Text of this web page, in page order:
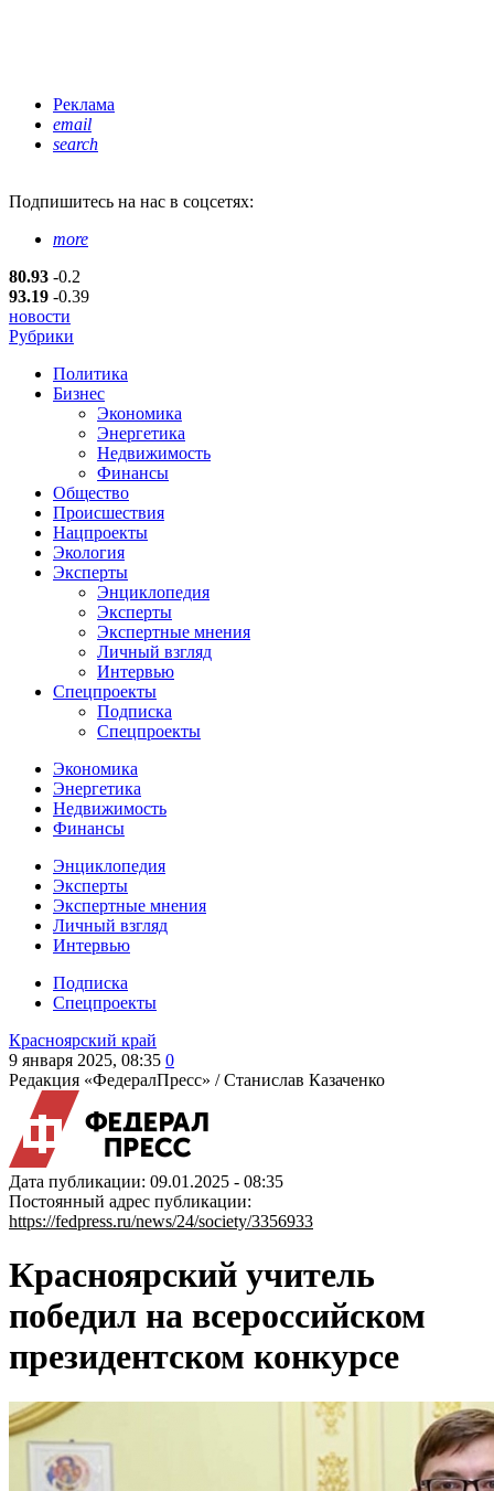
Реклама
email
search
Подпишитесь на нас в соцсетях:
more
80.93 -0.2
93.19 -0.39
новости
Рубрики
Политика
Бизнес
Экономика
Энергетика
Недвижимость
Финансы
Общество
Происшествия
Нацпроекты
Экология
Эксперты
Энциклопедия
Эксперты
Экспертные мнения
Личный взгляд
Интервью
Спецпроекты
Подписка
Спецпроекты
Экономика
Энергетика
Недвижимость
Финансы
Энциклопедия
Эксперты
Экспертные мнения
Личный взгляд
Интервью
Подписка
Спецпроекты
Красноярский край
9 января 2025, 08:35 0
Редакция «ФедералПресс» /Станислав Казаченко
Дата публикации: 09.01.2025 - 08:35
Постоянный адрес публикации:
https://fedpress.ru/news/24/society/3356933
Красноярский учитель
победил на всероссийском
президентском конкурсе